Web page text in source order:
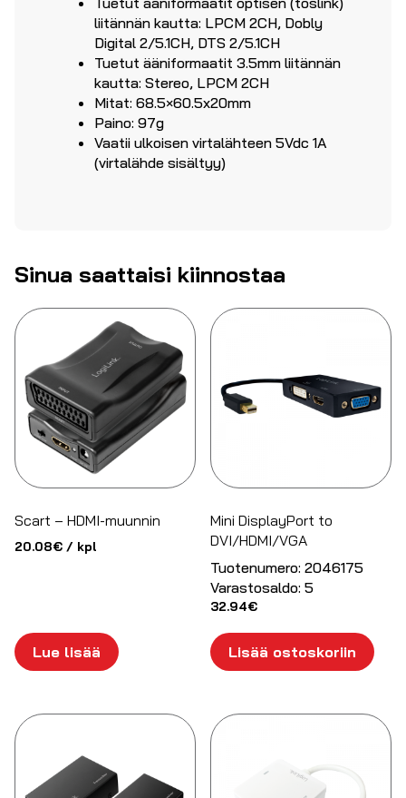
liitännän kautta: LPCM 2CH, Dobly
Digital 2/5.1CH, DTS 2/5.1CH
Tuetut ääniformaatit 3.5mm liitännän
kautta: Stereo, LPCM 2CH
Mitat: 68.5×60.5x20mm
Paino: 97g
Vaatii ulkoisen virtalähteen 5Vdc 1A
(virtalähde sisältyy)
Sinua saattaisi kiinnostaa
Scart – HDMI-muunnin
20.08€ / kpl
Lue lisää
Mini DisplayPort to
DVI/HDMI/VGA
Tuotenumero: 2046175
Varastosaldo: 5
32.94€
Lisää ostoskoriin